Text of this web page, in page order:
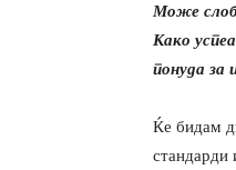
Може
Како
понуда за
Ќе бидам
стандарди